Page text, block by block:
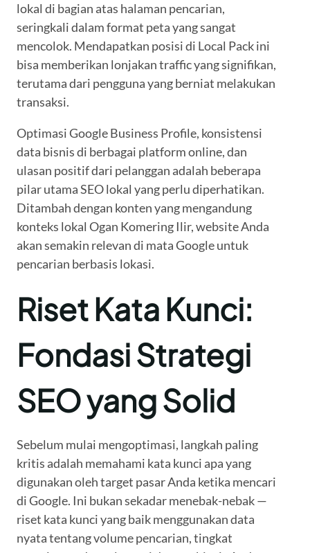
lokal di bagian atas halaman pencarian,
seringkali dalam format peta yang sangat
mencolok. Mendapatkan posisi di Local Pack ini
bisa memberikan lonjakan traffic yang signifikan,
terutama dari pengguna yang berniat melakukan
transaksi.
Optimasi Google Business Profile, konsistensi
data bisnis di berbagai platform online, dan
ulasan positif dari pelanggan adalah beberapa
pilar utama SEO lokal yang perlu diperhatikan.
Ditambah dengan konten yang mengandung
konteks lokal Ogan Komering Ilir, website Anda
akan semakin relevan di mata Google untuk
pencarian berbasis lokasi.
Riset Kata Kunci:
Fondasi Strategi
SEO yang Solid
Sebelum mulai mengoptimasi, langkah paling
kritis adalah memahami kata kunci apa yang
digunakan oleh target pasar Anda ketika mencari
di Google. Ini bukan sekadar menebak-nebak —
riset kata kunci yang baik menggunakan data
nyata tentang volume pencarian, tingkat